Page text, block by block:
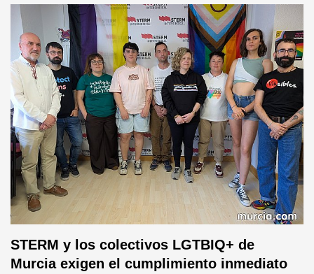
STERM y los colectivos LGTBIQ+ de
Murcia exigen el cumplimiento inmediato